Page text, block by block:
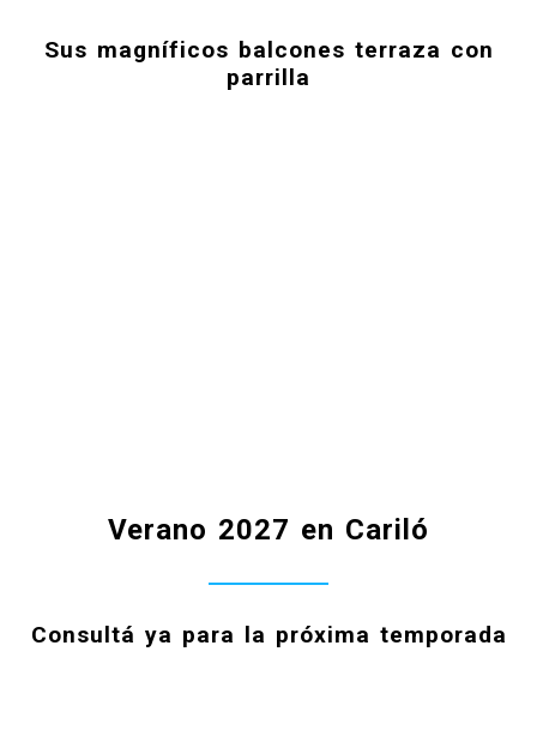
Sus magníficos balcones terraza con
parrilla
Verano 2027 en Cariló
Consultá ya para la próxima temporada